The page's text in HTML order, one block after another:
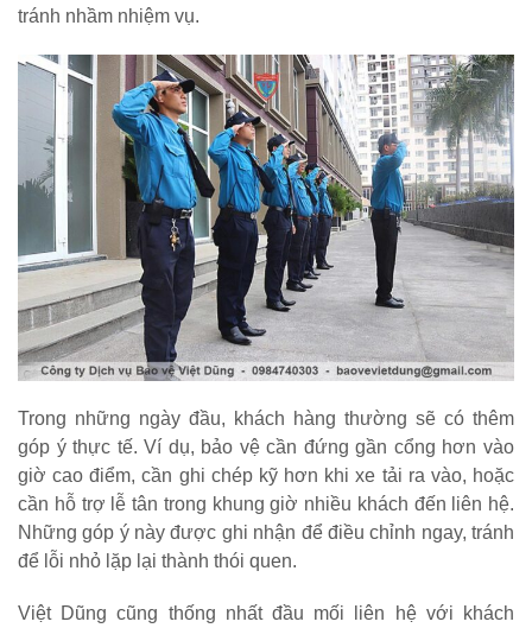
tránh nhầm nhiệm vụ.
Trong những ngày đầu, khách hàng thường sẽ có thêm
góp ý thực tế. Ví dụ, bảo vệ cần đứng gần cổng hơn vào
giờ cao điểm, cần ghi chép kỹ hơn khi xe tải ra vào, hoặc
cần hỗ trợ lễ tân trong khung giờ nhiều khách đến liên hệ.
Những góp ý này được ghi nhận để điều chỉnh ngay, tránh
để lỗi nhỏ lặp lại thành thói quen.
Việt Dũng cũng thống nhất đầu mối liên hệ với khách